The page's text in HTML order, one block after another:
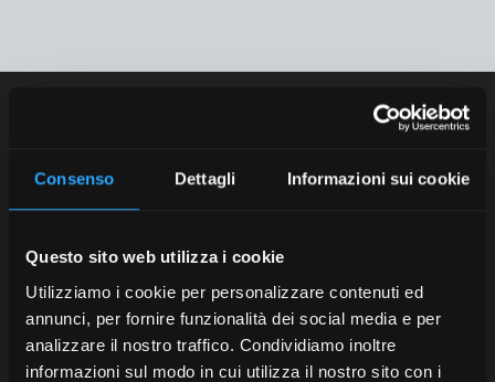
Consenso Dettagli Informazioni sui cookie
Questo sito web utilizza i cookie
Utilizziamo i cookie per personalizzare contenuti ed
annunci, per fornire funzionalità dei social media e per
analizzare il nostro traffico. Condividiamo inoltre
informazioni sul modo in cui utilizza il nostro sito con i